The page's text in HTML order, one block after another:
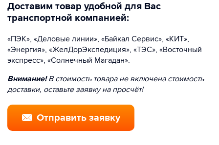
Доставим товар удобной для Вас
транспортной компанией:
«ПЭК», «Деловые линии», «Байкал Сервис», «КИТ»,
«Энергия», «ЖелДорЭкспедиция», «ТЭС», «Восточный
экспресс», «Солнечный Магадан».
Внимание!В стоимость товара не включена стоимость
доставки, оставьте заявку на просчёт!
Отправить заявку